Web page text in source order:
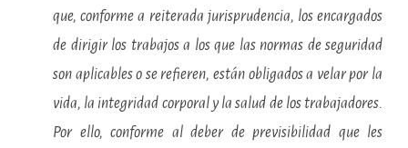
que, conforme a reiterada jurisprudencia, los encargados
de dirigir los trabajos a los que las normas de seguridad
son aplicables o se refieren, están obligados a velar por la
vida, la integridad corporal y la salud de los trabajadores.
Por ello, conforme al deber de previsibilidad que les